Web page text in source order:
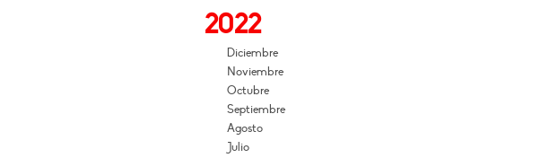
2022
Diciembre
Noviembre
Octubre
Septiembre
Agosto
Julio